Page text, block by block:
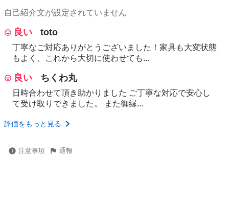
自己紹介文が設定されていません
良い toto
丁寧なご対応ありがとうございました！家具も大変状態
もよく、これから大切に使わせても...
良い ちくわ丸
日時合わせて頂き助かりました ご丁寧な対応で安心し
て受け取りできました。 また御縁...
評価をもっと見る
注意事項 通報